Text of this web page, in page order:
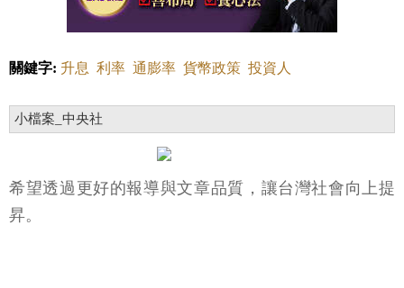
關鍵字: 升息 利率 通膨率 貨幣政策 投資人
小檔案_中央社
希望透過更好的報導與文章品質，讓台灣社會向上提
昇。